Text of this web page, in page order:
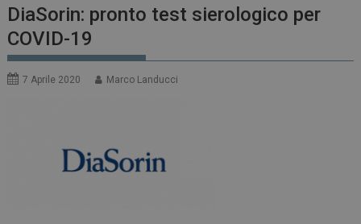
DiaSorin: pronto test sierologico per
COVID-19
7 Aprile 2020 Marco Landucci